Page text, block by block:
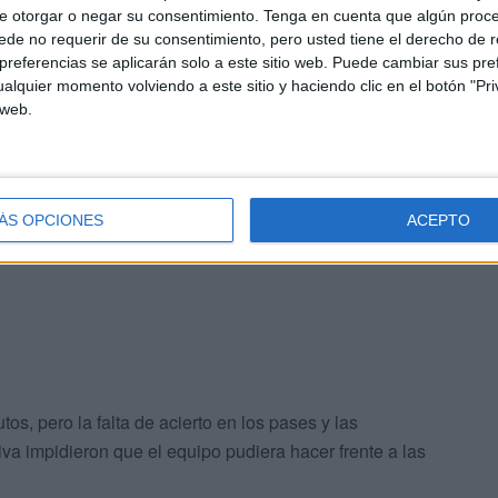
otorgar o negar su consentimiento. Tenga en cuenta que algún
no requerir de su consentimiento, pero usted tiene el derecho de
se aplicarán solo a este sitio web. Puede cambiar sus
momento volviendo a este sitio y haciendo clic en el botón
OPCIONES ACEPTO
ante un Alzira que comenzó el partido con una
minutos fueron de total dominio local, que no
y se vio superado por un rival que aprovechó
pero la falta de acierto en los pases y las
impidieron que el equipo pudiera hacer frente a las